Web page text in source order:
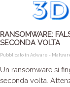
RANSOMWARE:
SECONDA VOLTA
Pubblicato in Adware -
Un ransomware si
seconda volta.